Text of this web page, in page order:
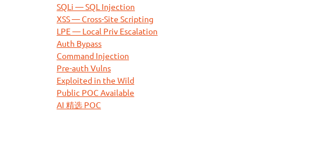
SQLi — SQL Injection
XSS — Cross-Site Scripting
LPE — Local Priv Escalation
Auth Bypass
Command Injection
Pre-auth Vulns
Exploited in the Wild
Public POC Available
AI 精选 POC